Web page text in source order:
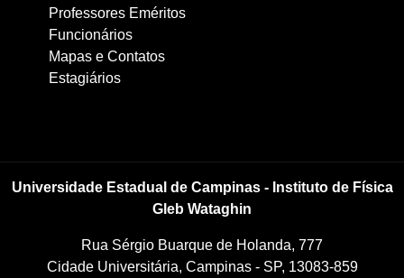
Professores Eméritos
Funcionários
Mapas e Contatos
Estagiários
Universidade Estadual de Campinas - Instituto de Física
Gleb Wataghin
Rua Sérgio Buarque de Holanda, 777
Cidade Universitária, Campinas - SP, 13083-859